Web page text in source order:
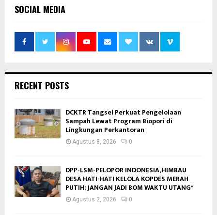
SOCIAL MEDIA
RECENT POSTS
DCKTR Tangsel Perkuat Pengelolaan
Sampah Lewat Program Biopori di
Lingkungan Perkantoran
Agustus 8, 2026 0
DPP-LSM-PELOPOR INDONESIA, HIMBAU
DESA HATI-HATI KELOLA KOPDES MERAH
PUTIH: JANGAN JADI BOM WAKTU UTANG*
Agustus 2, 2026 0